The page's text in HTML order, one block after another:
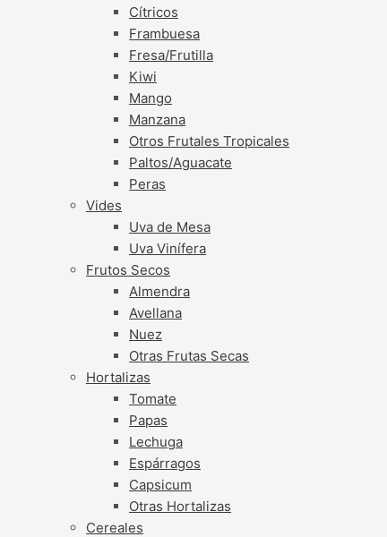
Cítricos
Frambuesa
Fresa/Frutilla
Kiwi
Mango
Manzana
Otros Frutales Tropicales
Paltos/Aguacate
Peras
Vides
Uva de Mesa
Uva Vinífera
Frutos Secos
Almendra
Avellana
Nuez
Otras Frutas Secas
Hortalizas
Tomate
Papas
Lechuga
Espárragos
Capsicum
Otras Hortalizas
Cereales